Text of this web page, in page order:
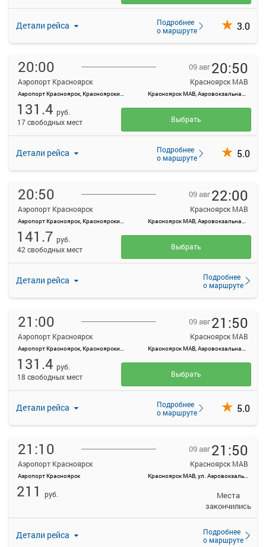
Детали рейса
Подробнее
о маршруте
3.0
20:00
Аэропорт Красноярск
Аэропорт Красноярск, Красноярский край, Емельяновский район, а/э Емельяново
09 авг20:50
Красноярск МАВ
Красноярск МАВ, Аэровокзальная ул., 22
Детали рейса
Подробнее
о маршруте
5.0
131.4 руб.
17 свободных мест
Выбрать
20:50
Аэропорт Красноярск
Аэропорт Красноярск, Красноярский край, Емельяновский район, а/э Емельяново
09 авг22:00
Красноярск МАВ
Красноярск МАВ, Аэровокзальная ул., 22
Детали рейса
Подробнее
о маршруте
141.7 руб.
42 свободных мест
Выбрать
21:00
Аэропорт Красноярск
Аэропорт Красноярск, Красноярский край, Емельяновский район, а/э Емельяново
09 авг21:50
Красноярск МАВ
Красноярск МАВ, Аэровокзальная ул., 22
Детали рейса
Подробнее
о маршруте
5.0
131.4 руб.
18 свободных мест
Выбрать
21:10
Аэропорт Красноярск
Аэропорт Красноярск
09 авг21:50
Красноярск МАВ
Красноярск МАВ, ул. Аэровокзальная, д. 22
Детали рейса
Подробнее
о маршруте
211 руб.
Места
закончились